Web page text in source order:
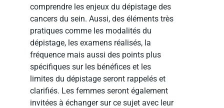
comprendre les enjeux du dépistage des
cancers du sein. Aussi, des éléments très
pratiques comme les modalités du
dépistage, les examens réalisés, la
fréquence mais aussi des points plus
spécifiques sur les bénéfices et les
limites du dépistage seront rappelés et
clarifiés. Les femmes seront également
invitées à échanger sur ce sujet avec leur